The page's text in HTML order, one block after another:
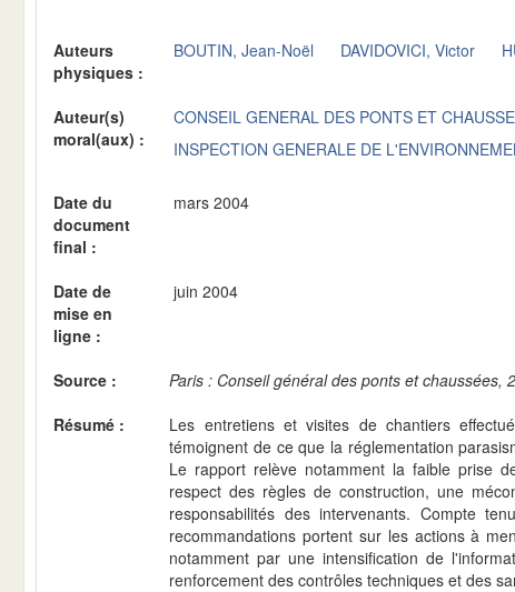
Auteurs
physiques :
BOUTIN, Jean-Noël DAVIDOVICI, Victor
Auteur(s)
moral(aux) :
CONSEIL GENERAL DES PONTS ET
INSPECTION GENERALE DE
Date du
document
final :
mars 2004
Date de
mise en
ligne :
juin 2004
Source :
Paris : Conseil général des ponts et chaussées,
Résumé :
Les entretiens et visites de chantiers
témoignent de ce que la réglementation
Le rapport relève notamment la faible prise
respect des règles de construction, une
responsabilités des intervenants. Compte
recommandations portent sur les actions à
notamment par une intensification de
renforcement des contrôles techniques et des